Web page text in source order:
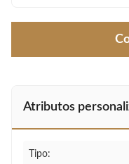
Atributos
Tipo: